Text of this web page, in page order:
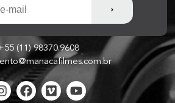
(11) 98370.9608